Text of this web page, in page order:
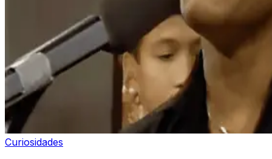
Curiosidades